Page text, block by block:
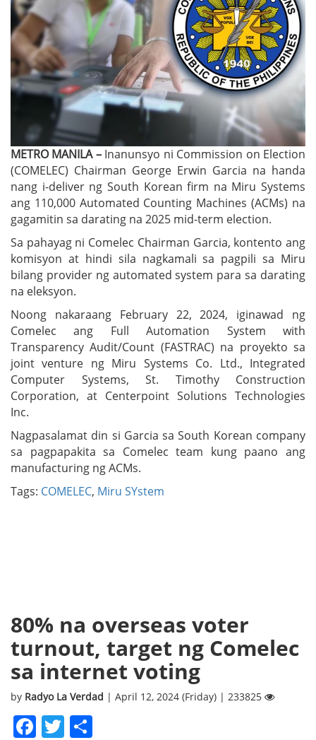
METRO MANILA –Inanunsyo ni Commission on Election
(COMELEC) Chairman George Erwin Garcia na handa
nang i-deliver ng South Korean firm na Miru Systems
ang 110,000 Automated Counting Machines (ACMs) na
gagamitin sa darating na 2025 mid-term election.
Sa pahayag ni Comelec Chairman Garcia, kontento ang
komisyon at hindi sila nagkamali sa pagpili sa Miru
bilang provider ng automated system para sa darating
na eleksyon.
Noong nakaraang February 22, 2024, iginawad ng
Comelec ang Full Automation System with
Transparency Audit/Count (FASTRAC) na proyekto sa
joint venture ng Miru Systems Co. Ltd., Integrated
Computer Systems, St. Timothy Construction
Corporation, at Centerpoint Solutions Technologies
Inc.
Nagpasalamat din si Garcia sa South Korean company
sa pagpapakita sa Comelec team kung paano ang
manufacturing ng ACMs.
Tags: COMELEC, Miru SYstem
80% na overseas voter
turnout, target ng Comelec
sa internet voting
by Radyo La Verdad | April 12, 2024 (Friday) | 233825
Facebook
Twitter